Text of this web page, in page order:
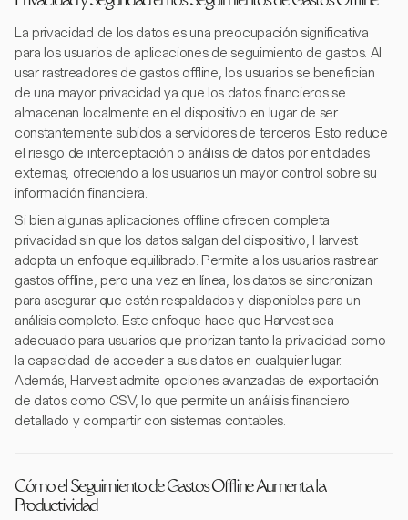
La privacidad de los datos es una preocupación significativa
para los usuarios de aplicaciones de seguimiento de gastos. Al
usar rastreadores de gastos offline, los usuarios se benefician
de una mayor privacidad ya que los datos financieros se
almacenan localmente en el dispositivo en lugar de ser
constantemente subidos a servidores de terceros. Esto reduce
el riesgo de interceptación o análisis de datos por entidades
externas, ofreciendo a los usuarios un mayor control sobre su
información financiera.
Si bien algunas aplicaciones offline ofrecen completa
privacidad sin que los datos salgan del dispositivo, Harvest
adopta un enfoque equilibrado. Permite a los usuarios rastrear
gastos offline, pero una vez en línea, los datos se sincronizan
para asegurar que estén respaldados y disponibles para un
análisis completo. Este enfoque hace que Harvest sea
adecuado para usuarios que priorizan tanto la privacidad como
la capacidad de acceder a sus datos en cualquier lugar.
Además, Harvest admite opciones avanzadas de exportación
de datos como CSV, lo que permite un análisis financiero
detallado y compartir con sistemas contables.
Cómo el Seguimiento de Gastos Offline Aumenta la
Productividad